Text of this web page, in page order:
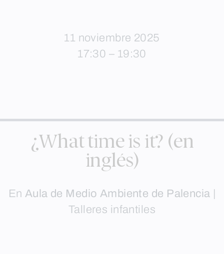
11 noviembre 2025
17:30 – 19:30
¿What time is it? (en
inglés)
En Aula de Medio Ambiente de Palencia
Talleres infantiles